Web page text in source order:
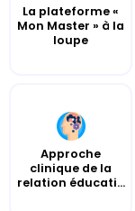
La plateforme «
Mon Master » à la
loupe
Approche
clinique de la
relation éducati...